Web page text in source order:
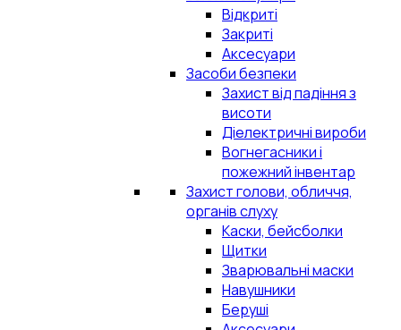
Відкриті
Закриті
Аксесуари
Засоби безпеки
Захист від падіння з
висоти
Діелектричні вироби
Вогнегасники і
пожежний інвентар
Захист голови, обличчя,
органів слуху
Каски, бейсболки
Щитки
Зварювальні маски
Навушники
Беруші